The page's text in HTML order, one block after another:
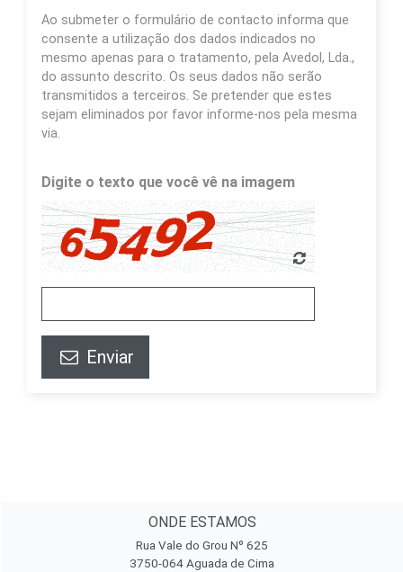
Ao submeter o formulário de contacto informa que
consente a utilização dos dados indicados no
mesmo apenas para o tratamento, pela Avedol, Lda.,
do assunto descrito. Os seus dados não serão
transmitidos a terceiros. Se pretender que estes
sejam eliminados por favor informe-nos pela mesma
via.
Digite o texto que você vê na imagem
Enviar
ONDE ESTAMOS
Rua Vale do Grou Nº 625
3750-064 Aguada de Cima